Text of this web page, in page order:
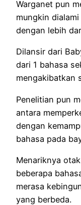
Warganet pun
mungkin dialami
dengan lebih
Dilansir dari
dari 1 bahasa
mengakibatkan
Penelitian pun
antara
dengan
bahasa pada
Menariknya
beberapa
merasa
yang berbeda.